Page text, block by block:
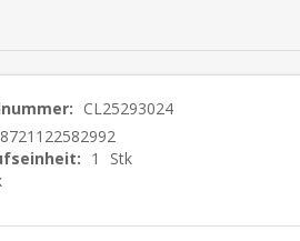
CL25293024
8721122582992
1
Stk